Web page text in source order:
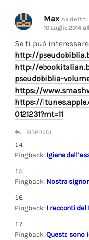
Max ha detto:
10 Luglio 2014
Se ti può
http://
http://
pseudobiblia-
https://
https://
0121231?mt=11
RISPONDI
Pingback: Igiene
Pingback: Nostra
Pingback: I racconti del
Pingback:Questa sono